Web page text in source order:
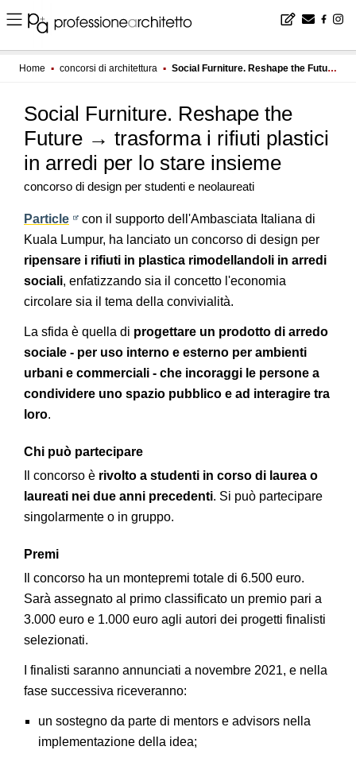
Home ▪ concorsi di architettura ▪ Social Furniture. Reshape the Future → trasforma i rifiuti plastici in arredi per lo stare insieme
Social Furniture. Reshape the
Future → trasforma i rifiuti plastici
in arredi per lo stare insieme
concorso di design per studenti e neolaureati
Particle
con il supporto dell'Ambasciata Italiana di
Kuala Lumpur, ha lanciato un concorso di design per
ripensare i rifiuti in plastica rimodellandoli in arredi
sociali, enfatizzando sia il concetto l'economia
circolare sia il tema della convivialità.
La sfida è quella di progettare un prodotto di arredo
sociale - per uso interno e esterno per ambienti
urbani e commerciali - che incoraggi le persone a
condividere uno spazio pubblico e ad interagire tra
loro.
Chi può partecipare
Il concorso è rivolto a studenti in corso di laurea o
laureati nei due anni precedenti. Si può partecipare
singolarmente o in gruppo.
Premi
Il concorso ha un montepremi totale di 6.500 euro.
Sarà assegnato al primo classificato un premio pari a
3.000 euro e 1.000 euro agli autori dei progetti finalisti
selezionati.
I finalisti saranno annunciati a novembre 2021, e nella
fase successiva riceveranno:
un sostegno da parte di mentors e advisors nella
implementazione della idea;